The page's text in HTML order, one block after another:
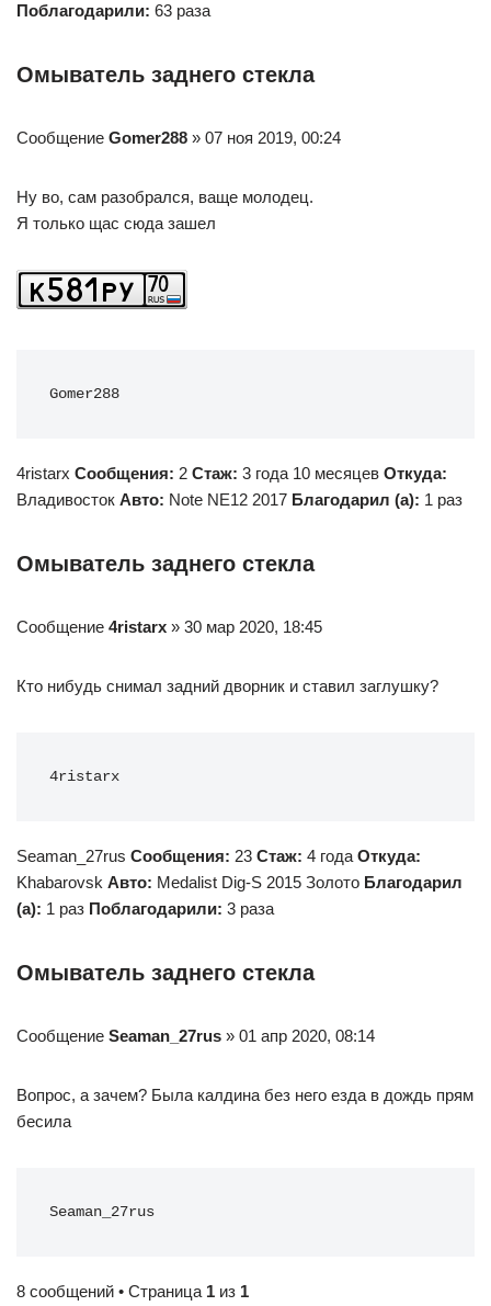
Поблагодарили: 63 раза
Омыватель заднего стекла
Сообщение Gomer288 » 07 ноя 2019, 00:24
Ну во, сам разобрался, ваще молодец.
Я только щас сюда зашел
Gomer288
4ristarx Сообщения: 2 Стаж: 3 года 10 месяцев Откуда:
Владивосток Авто: Note NE12 2017 Благодарил (а): 1 раз
Омыватель заднего стекла
Сообщение 4ristarx » 30 мар 2020, 18:45
Кто нибудь снимал задний дворник и ставил заглушку?
4ristarx
Seaman_27rus Сообщения: 23 Стаж: 4 года Откуда:
Khabarovsk Авто: Medalist Dig-S 2015 Золото Благодарил
(а): 1 раз Поблагодарили: 3 раза
Омыватель заднего стекла
Сообщение Seaman_27rus » 01 апр 2020, 08:14
Вопрос, а зачем? Была калдина без него езда в дождь прям
бесила
Seaman_27rus
8 сообщений • Страница 1 из 1